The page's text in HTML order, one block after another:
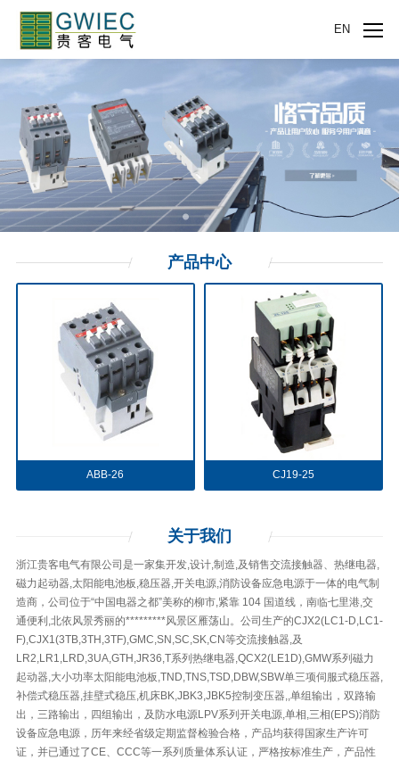
EN
产品中心
ABB-26 CJ19-25
关于我们
浙江贵客电气有限公司是一家集开发,设计,制造,及销售交流接触器、热继电器,
磁力起动器,太阳能电池板,稳压器,开关电源,消防设备应急电源于一体的电气制
造商，公司位于“中国电器之都”美称的柳市,紧靠 104 国道线，南临七里港,交
通便利,北依风景秀丽的*********风景区雁荡山。公司生产的CJX2(LC1-D,LC1-
F),CJX1(3TB,3TH,3TF),GMC,SN,SC,SK,CN等交流接触器,及
LR2,LR1,LRD,3UA,GTH,JR36,T系列热继电器,QCX2(LE1D),GMW系列磁力
起动器,大小功率太阳能电池板,TND,TNS,TSD,DBW,SBW单三项伺服式稳压器,
补偿式稳压器,挂壁式稳压,机床BK,JBK3,JBK5控制变压器,,单组输出，双路输
出，三路输出，四组输出，及防水电源LPV系列开关电源,单相,三相(EPS)消防
设备应急电源，历年来经省级定期监督检验合格，产品均获得国家生产许可
证，并已通过了CE、CCC等一系列质量体系认证，严格按标准生产，产品性